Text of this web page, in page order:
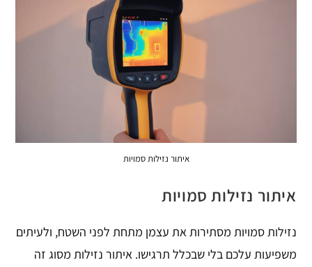
איתור נזילות סמויות
איתור נזילות סמויות
נזילות סמויות מסתירות את עצמן מתחת לפני השטח, ולעיתים
משפיעות עלכם בלי שבכלל תרגישו. איתור נזילות מסוג זה